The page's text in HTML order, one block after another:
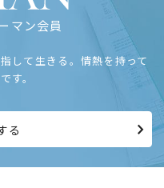
マン会員
して生きる。情熱を持って
す。
る